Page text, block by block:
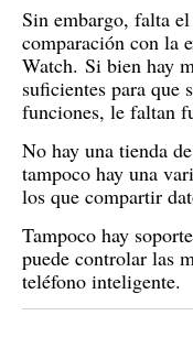
Sin embargo, falta
comparación con la
Watch. Si bien hay
suficientes para que
funciones, le faltan
No hay una tienda
tampoco hay una
los que compartir
Tampoco hay
puede controlar las
teléfono inteligente.